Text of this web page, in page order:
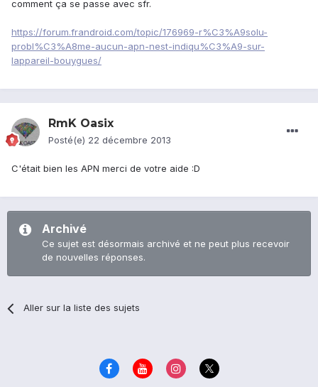
comment ça se passe avec sfr.
https://forum.frandroid.com/topic/176969-r%C3%A9solu-
probl%C3%A8me-aucun-apn-nest-indiqu%C3%A9-sur-
lappareil-bouygues/
RmK Oasix
Posté(e) 22 décembre 2013
C'était bien les APN merci de votre aide :D
Archivé
Ce sujet est désormais archivé et ne peut plus recevoir
de nouvelles réponses.
Aller sur la liste des sujets